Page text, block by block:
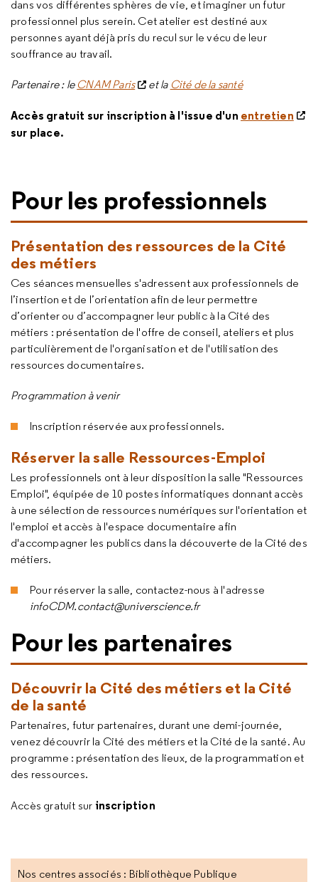
dans vos différentes sphères de vie, et imaginer un futur
professionnel plus serein. Cet atelier est destiné aux
personnes ayant déjà pris du recul sur le vécu de leur
souffrance au travail.
Partenaire : le CNAM Paris et la Cité de la santé
Accès gratuit sur inscription à l'issue d'un entretien
sur place.
Pour les professionnels
Présentation des ressources de la Cité
des métiers
Ces séances mensuelles s'adressent aux professionnels de
l’insertion et de l’orientation afin de leur permettre
d’orienter ou d’accompagner leur public à la Cité des
métiers : présentation de l'offre de conseil, ateliers et plus
particulièrement de l'organisation et de l'utilisation des
ressources documentaires.
Programmation à venir
Inscription réservée aux professionnels.
Réserver la salle Ressources-Emploi
Les professionnels ont à leur disposition la salle "Ressources
Emploi", équipée de 10 postes informatiques donnant accès
à une sélection de ressources numériques sur l'orientation et
l'emploi et accès à l'espace documentaire afin
d'accompagner les publics dans la découverte de la Cité des
métiers.
Pour réserver la salle, contactez-nous à l'adresse
infoCDM.contact@universcience.fr
Pour les partenaires
Découvrir la Cité des métiers et la Cité
de la santé
Partenaires, futur partenaires, durant une demi-journée,
venez découvrir la Cité des métiers et la Cité de la santé. Au
programme : présentation des lieux, de la programmation et
des ressources.
Accès gratuit sur inscription
Nos centres associés : Bibliothèque Publique